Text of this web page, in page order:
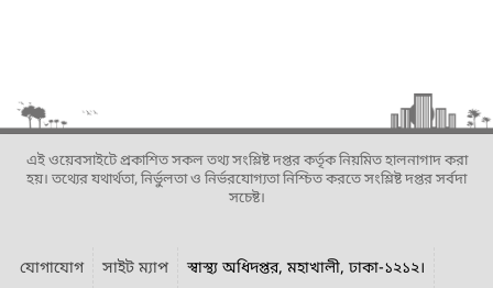
এই ওয়েবসাইটে প্রকাশিত সকল তথ্য সংশ্লিষ্ট দপ্তর কর্তৃক নিয়মিত হালনাগাদ করা
হয়। তথ্যের যথার্থতা, নির্ভুলতা ও নির্ভরযোগ্যতা নিশ্চিত করতে সংশ্লিষ্ট দপ্তর সর্বদা
সচেষ্ট।
যোগাযোগ সাইট ম্যাপ স্বাস্থ্য অধিদপ্তর, মহাখালী, ঢাকা-১২১২।